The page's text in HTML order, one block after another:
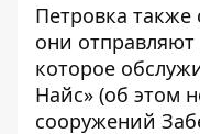
Петровка
они
которое
Найс» (об этом
сооружений